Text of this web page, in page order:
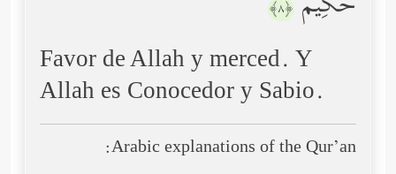
﴿٨﴾
Favor de Allah y merced. Y
Allah es Conocedor y Sabio.
Arabic explanations of the Qur’an: